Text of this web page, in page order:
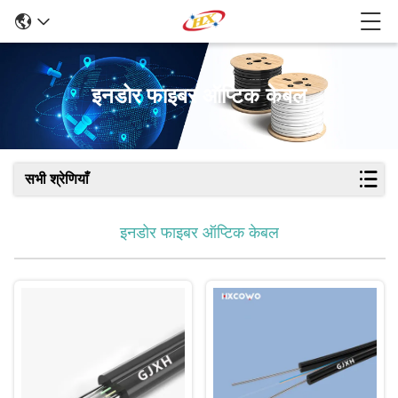
इनडोर फाइबर ऑप्टिक केबल
सभी श्रेणियाँ
इनडोर फाइबर ऑप्टिक केबल